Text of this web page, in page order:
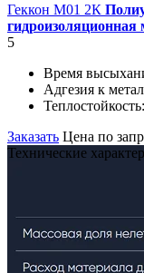
Геккон М01 2К
гидроизоляционная
5
Время
Адгезия к
Теплостойкость:
Заказать Цена по
Технические